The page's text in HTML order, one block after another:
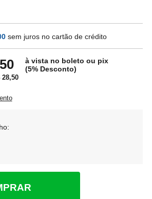
sem juros no cartão de crédito
à vista no boleto ou pix
(5% Desconto)